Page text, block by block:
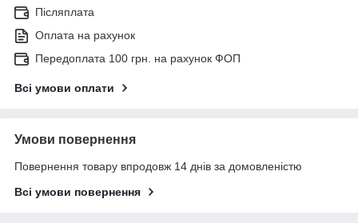
Післяплата
Оплата на рахунок
Передоплата 100 грн. на рахунок ФОП
Всі умови оплати
Умови повернення
Повернення товару впродовж 14 днів за домовленістю
Всі умови повернення